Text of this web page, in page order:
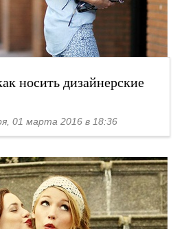
носить дизайнерские
01 марта 2016 в 18:36